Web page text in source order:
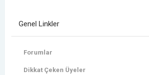
Genel Linkler
Forumlar
Dikkat Çeken Üyeler